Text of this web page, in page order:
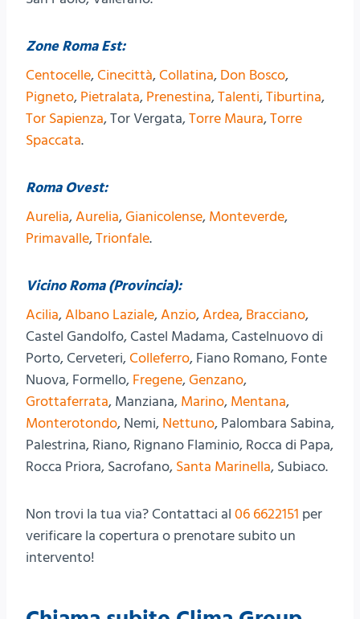
Zone Roma Est:
Centocelle,Cinecittà,Collatina, Don Bosco,
Pigneto, Pietralata, Prenestina,Talenti,Tiburtina,
Tor Sapienza, Tor Vergata,Torre Maura,Torre
Spaccata.
Roma Ovest:
Aurelia,Aurelia,Gianicolense, Monteverde,
Primavalle,Trionfale.
Vicino Roma (Provincia):
Acilia,Albano Laziale,Anzio,Ardea, Bracciano,
Castel Gandolfo, Castel Madama, Castelnuovo di
Porto, Cerveteri,Colleferro, Fiano Romano, Fonte
Nuova, Formello, Fregene,Genzano,
Grottaferrata, Manziana, Marino, Mentana,
Monterotondo, Nemi, Nettuno, Palombara Sabina,
Palestrina, Riano, Rignano Flaminio, Rocca di Papa,
Rocca Priora, Sacrofano, Santa Marinella, Subiaco.
Non trovi la tua via? Contattaci al 06 6622151 per
verificare la copertura o prenotare subito un
intervento!